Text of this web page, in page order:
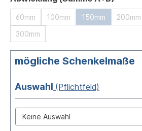
60mm 100mm 150mm 200mm
300mm
mögliche Schenkelmaße
Auswahl (Pflichtfeld)
Auswahl